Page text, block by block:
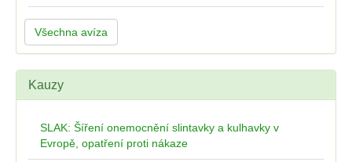
Všechna avíza
Kauzy
SLAK: Šíření onemocnění slintavky a kulhavky v
Evropě, opatření proti nákaze